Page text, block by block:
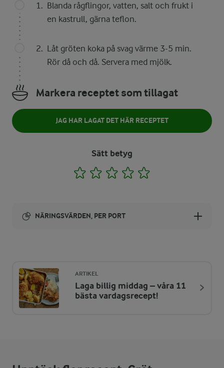
Blanda rågflingor, vatten, salt och frukt i
en kastrull, gärna teflon.
Låt gröten koka på svag värme 3-5 min.
Rör då och då. Servera med mjölk.
Markera receptet som tillagat
JAG HAR LAGAT DET HÄR RECEPTET
Sätt betyg
1 2 3 4
NÄRINGSVÄRDEN, PER PORT
ENERGIDISTRIBUTION %
NÄRINGSVÄRDEN PER PORT
ARTIKEL
Laga billig middag – våra 11
bästa vardagsrecept!